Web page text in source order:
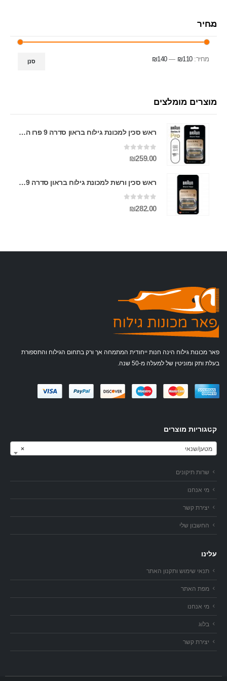
מחיר
סנן מחיר:₪110
—
₪140
מוצרים מומלצים
ראש סכין למכונת גילוח בראון סדרה 9 פרו החדשה BRAUN PRO 94M ראש סכין ורשת למכונת גילוח בראון פרו החדשה סדרה 9 BRAUN PRO 94M
0מתוך 5₪259.00
ראש סכין ורשת למכונת גילוח בראון סדרה 9 BRAUN 92S
0מתוך 5₪282.00
פאר מכונות גילוח הינה חנות ייחודית המתמחה אך ורק בתחום הגילוח והתספורת
בעלת ותק ומוניטין של למעלה מ-50 שנה.
קטגוריות מוצרים
× מטען/שנאי
שרות תיקונים
מי אנחנו
יצירת קשר
החשבון שלי
עלינו
תנאי שימוש ותקנון האתר
מפת האתר
מי אנחנו
בלוג
יצירת קשר